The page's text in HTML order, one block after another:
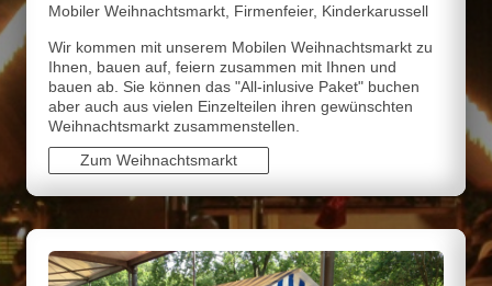
Mobiler Weihnachtsmarkt, Firmenfeier, Kinderkarussell
Wir kommen mit unserem Mobilen Weihnachtsmarkt zu
Ihnen, bauen auf, feiern zusammen mit Ihnen und
bauen ab. Sie können das "All-inlusive Paket" buchen
aber auch aus vielen Einzelteilen ihren gewünschten
Weihnachtsmarkt zusammenstellen.
Zum Weihnachtsmarkt